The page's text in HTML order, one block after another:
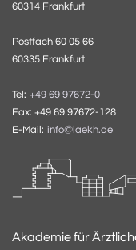
60314 Frankfurt
Postfach 60 05 66
60335 Frankfurt
Tel: +49 69 97672-0
Fax: +49 69 97672-128
E-Mail: info@laekh.de
Akademie für